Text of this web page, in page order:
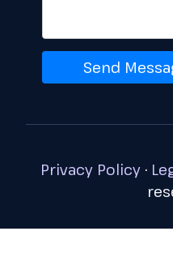
Send
Privacy Policy ·